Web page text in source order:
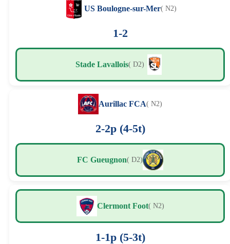
US Boulogne-sur-Mer( N2)
1-2
Stade Lavallois( D2)
Aurillac FCA( N2)
2-2p (4-5t)
FC Gueugnon( D2)
Clermont Foot( N2)
1-1p (5-3t)